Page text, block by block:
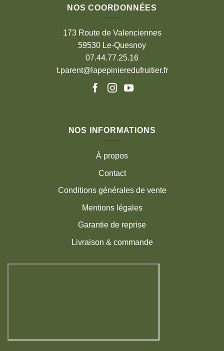
NOS COORDONNÉES
173 Route de Valenciennes
59530 Le-Quesnoy
07.44.77.25.16
t.parent@lapepinieredufruitier.fr
NOS INFORMATIONS
À propos
Contact
Conditions générales de vente
Mentions légales
Garantie de reprise
Livraison & commande